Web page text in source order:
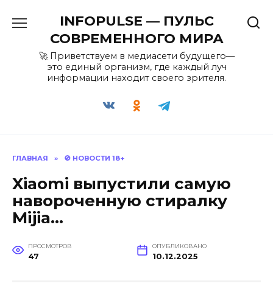
содержанию
INFOPULSE — ПУЛЬС
СОВРЕМЕННОГО МИРА
🚀 Приветствуем в медиасети будущего—
это единый организм, где каждый луч
информации находит своего зрителя.
ГЛАВНАЯ » 🚫 НОВОСТИ 18+
Xiaomi выпустили самую
навороченную стиралку
Mijia…
ПРОСМОТРОВ
47
ОПУБЛИКОВАНО
10.12.2025